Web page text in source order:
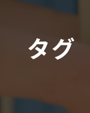
タグ